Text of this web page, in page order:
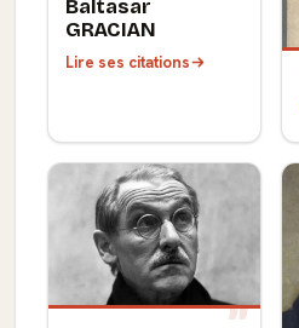
Baltasar
GRACIAN
Lire ses citations